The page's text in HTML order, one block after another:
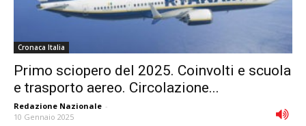
Cronaca Italia
Primo sciopero del 2025. Coinvolti e scuola
e trasporto aereo. Circolazione...
Redazione Nazionale -
10 Gennaio 2025